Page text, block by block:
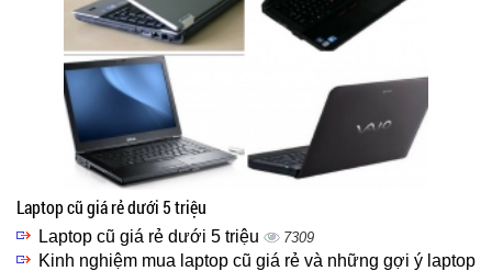
Laptop cũ giá rẻ dưới 5 triệu
Laptop cũ giá rẻ dưới 5 triệu 7309
Kinh nghiệm mua laptop cũ giá rẻ và những gợi ý laptop